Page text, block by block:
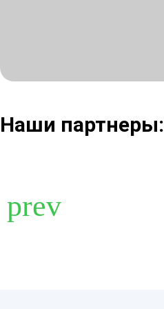
Наши партнеры: